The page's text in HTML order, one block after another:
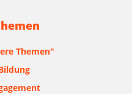
Themen"